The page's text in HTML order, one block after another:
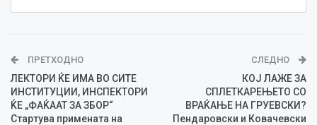
ПРЕТХОДНО
ЛЕКТОРИ ЌЕ ИМА ВО СИТЕ
ИНСТИТУЦИИ, ИНСПЕКТОРИ
ЌЕ „ФАЌААТ ЗА ЗБОР“
Стартува примената на
СЛЕДНО
КОЈ ЛАЖЕ ЗА
СПЛЕТКАРЕЊЕТО СО
ВРАЌАЊЕ НА ГРУЕВСКИ?
Пендаровски и Ковачевски